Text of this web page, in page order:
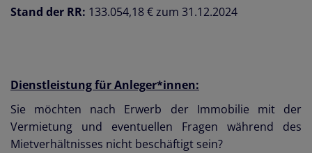
Stand der RR: 133.054,18 € zum 31.12.2024
Dienstleistung für Anleger*innen:
Sie möchten nach Erwerb der Immobilie mit der
Vermietung und eventuellen Fragen während des
Mietverhältnisses nicht beschäftigt sein?